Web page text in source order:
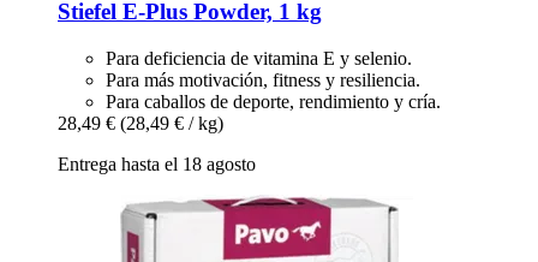
Stiefel E-​Plus Powder, 1 kg
Para deficiencia de vitamina E y selenio.
Para más motivación, fitness y resiliencia.
Para caballos de deporte, rendimiento y cría.
28,49 € (28,49 € / kg)
Entrega hasta el 18 agosto